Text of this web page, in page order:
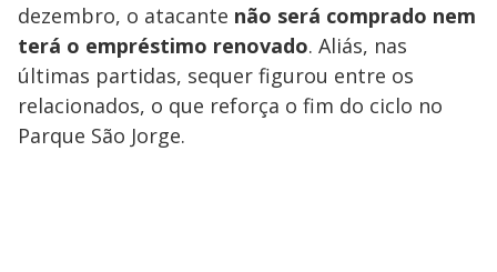
dezembro, o atacante não será comprado nem
terá o empréstimo renovado. Aliás, nas
últimas partidas, sequer figurou entre os
relacionados, o que reforça o fim do ciclo no
Parque São Jorge.